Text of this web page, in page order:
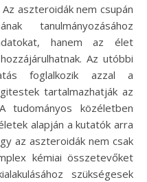
aszteroidák nem csupán
tanulmányozásához
hanem az élet
Az utóbbi
foglalkozik azzal a
tartalmazhatják az
tudományos közéletben
alapján a kutatók arra
az aszteroidák nem csak
kémiai összetevőket
szükségesek